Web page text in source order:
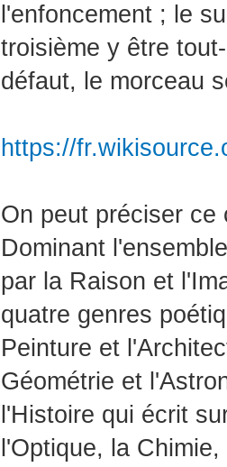
l'enfoncement ; le
troisième y être
défaut, le morceau
https://
On peut préciser
Dominant
par la Raison et
quatre genres
Peinture et
Géométrie et
l'Histoire qui écrit
l'Optique, la